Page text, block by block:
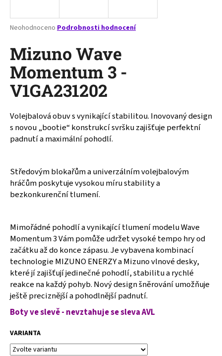
Průměrné
produktu
je
0,0
z
5
hvězdiček.
Neohodnoceno Podrobnosti hodnocení
Mizuno Wave
Momentum 3 -
V1GA231202
Volejbalová obuv s vynikající stabilitou. Inovovaný design
s novou „bootie“ konstrukcí svršku zajišťuje perfektní
padnutí a maximální pohodlí.
Středovým blokařům a univerzálním volejbalovým
hráčům poskytuje vysokou míru stability a
bezkonkurenční tlumení.
Mimořádné pohodlí a vynikající tlumení modelu Wave
Momentum 3 Vám pomůže udržet vysoké tempo hry od
začátku až do konce zápasu. Je vybavena kombinací
technologie MIZUNO ENERZY a Mizuno vlnové desky,
které jí zajišťují jedinečné pohodlí, stabilitu a rychlé
reakce na každý pohyb. Nový design šněrování umožňuje
ještě preciznější a pohodlnější padnutí.
Boty ve slevě - nevztahuje se sleva AVL
VARIANTA
j
t
?
HLEDAT
o
p
o
č
u
j
e
m
e
MIZUNO
WAVE
PRO
-
V1GA254082